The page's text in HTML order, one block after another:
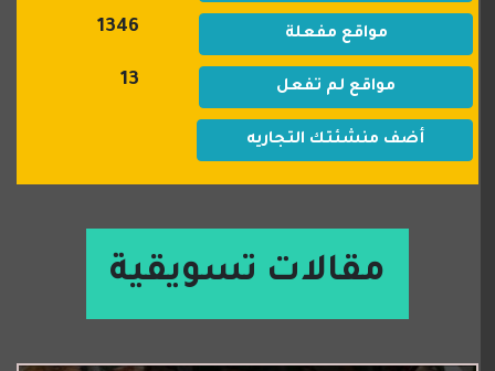
مواقع مفعلة 1346
مواقع لم تفعل 13
أضف منشئتك التجاريه
مقالات تسويقية